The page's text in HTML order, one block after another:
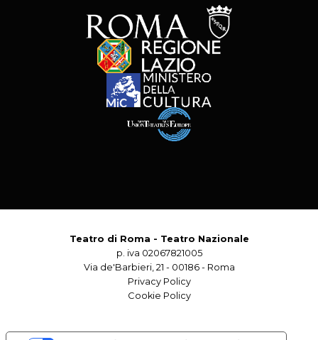
Teatro di Roma - Teatro Nazionale
p. iva 02067821005
Via de'Barbieri, 21 - 00186 - Roma
Privacy Policy
Cookie Policy